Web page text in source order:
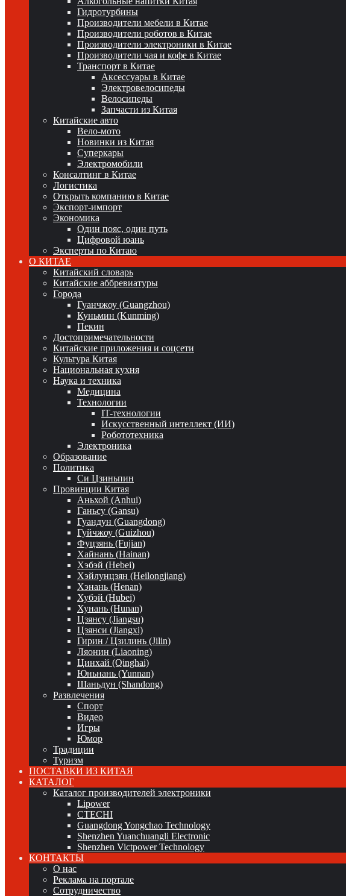
Гидротурбины
Производители мебели в Китае
Производители роботов в Китае
Производители электроники в Китае
Производители чая и кофе в Китае
Транспорт в Китае
Аксессуары в Китае
Электровелосипеды
Велосипеды
Запчасти из Китая
Китайские авто
Вело-мото
Новинки из Китая
Суперкары
Электромобили
Консалтинг в Китае
Логистика
Открыть компанию в Китае
Экспорт-импорт
Экономика
Один пояс, один путь
Цифровой юань
Эксперты по Китаю
О КИТАЕ
Китайский словарь
Китайские аббревиатуры
Города
Гуанчжоу (Guangzhou)
Куньмин (Kunming)
Пекин
Достопримечательности
Китайские приложения и соцсети
Культура Китая
Национальная кухня
Наука и техника
Медицина
Технологии
IT-технологии
Искусственный интеллект (ИИ)
Робототехника
Электроника
Образование
Политика
Си Цзиньпин
Провинции Китая
Аньхой (Anhui)
Ганьсу (Gansu)
Гуандун (Guangdong)
Гуйчжоу (Guizhou)
Фуцзянь (Fujian)
Хайнань (Hainan)
Хэбэй (Hebei)
Хэйлунцзян (Heilongjiang)
Хэнань (Henan)
Хубэй (Hubei)
Хунань (Hunan)
Цзянсу (Jiangsu)
Цзянси (Jiangxi)
Гирин / Цзилинь (Jilin)
Ляонин (Liaoning)
Цинхай (Qinghai)
Юньнань (Yunnan)
Шаньдун (Shandong)
Развлечения
Спорт
Видео
Игры
Юмор
Традиции
Туризм
ПОСТАВКИ ИЗ КИТАЯ
КАТАЛОГ
Каталог производителей электроники
Lipower
CTECHI
Guangdong Yongchao Technology
Shenzhen Yuanchuangli Electronic
Shenzhen Victpower Technology
КОНТАКТЫ
О нас
Реклама на портале
Сотрудничество